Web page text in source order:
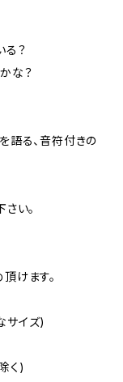
る？
な？
語る、音符付きの
い。
けます。
サイズ)
く)